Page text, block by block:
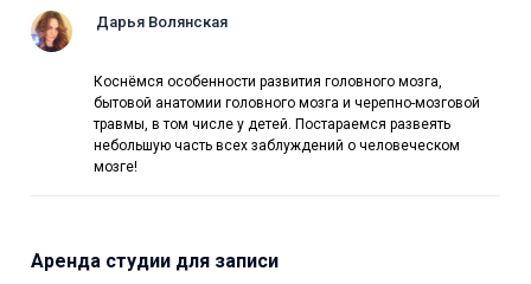
Дарья Волянская
Коснёмся особенности развития головного мозга,
бытовой анатомии головного мозга и черепно-мозговой
травмы, в том числе у детей. Постараемся развеять
небольшую часть всех заблуждений о человеческом
мозге!
Аренда студии для записи